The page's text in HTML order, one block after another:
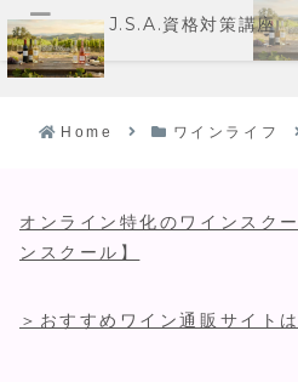
J.S.A.資格対策講座
Home ワインライフ
オンライン特化のワインスク
ンスクール】
＞おすすめワイン通販サイト
メニュー